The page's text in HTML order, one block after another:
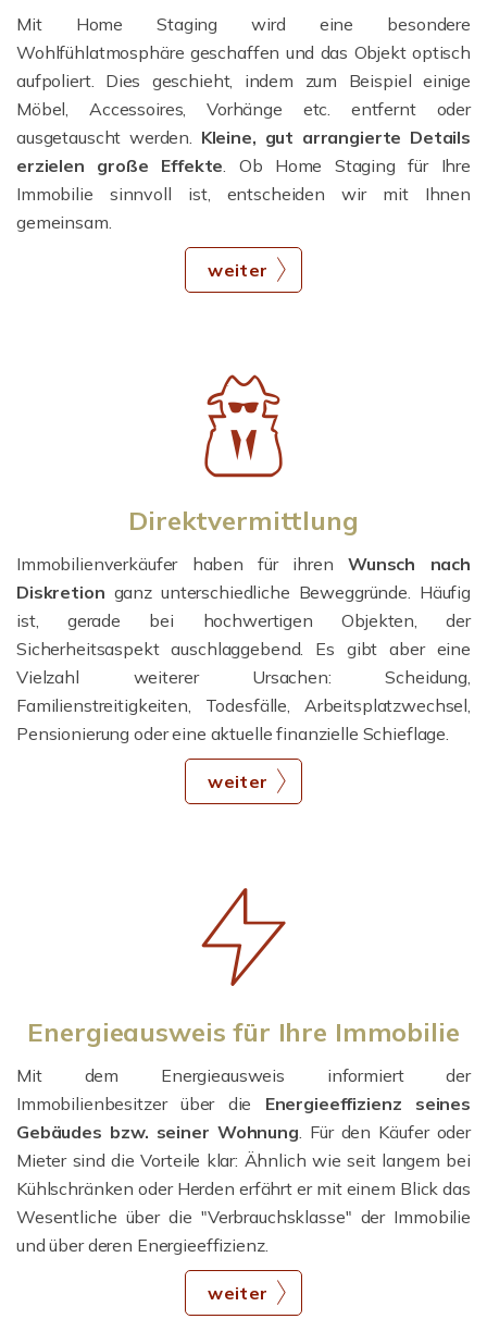
Mit Home Staging wird eine besondere
Wohlfühlatmosphäre geschaffen und das Objekt optisch
aufpoliert. Dies geschieht, indem zum Beispiel einige
Möbel, Accessoires, Vorhänge etc. entfernt oder
ausgetauscht werden. Kleine, gut arrangierte Details
erzielen große Effekte. Ob Home Staging für Ihre
Immobilie sinnvoll ist, entscheiden wir mit Ihnen
gemeinsam.
weiter
Direktvermittlung
Immobilienverkäufer haben für ihrenWunsch nach
Diskretion ganz unterschiedliche Beweggründe. Häufig
ist, gerade bei hochwertigen Objekten, der
Sicherheitsaspekt auschlaggebend. Es gibt aber eine
Vielzahl weiterer Ursachen: Scheidung,
Familienstreitigkeiten, Todesfälle, Arbeitsplatzwechsel,
Pensionierung oder eine aktuelle finanzielle Schieflage.
weiter
Energieausweis für Ihre Immobilie
Mit dem Energieausweis informiert der
Immobilienbesitzer über die Energieeffizienz seines
Gebäudes bzw. seiner Wohnung. Für den Käufer oder
Mieter sind die Vorteile klar: Ähnlich wie seit langem bei
Kühlschränken oder Herden erfährt er mit einem Blick das
Wesentliche über die "Verbrauchsklasse" der Immobilie
und über deren Energieeffizienz.
weiter